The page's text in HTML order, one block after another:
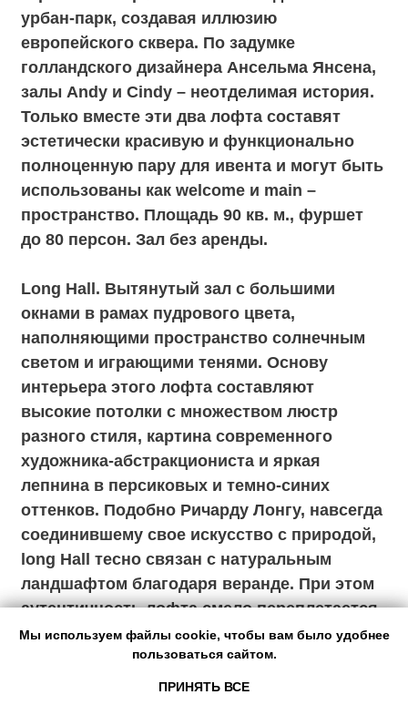
Мы используем файлы cookie, чтобы вам было удобнее
пользоваться сайтом.
ПРИНЯТЬ ВСЕ
Мы используем файлы cookie, чтобы вам было удобнее
пользоваться сайтом.
ПРИНЯТЬ ВСЕ